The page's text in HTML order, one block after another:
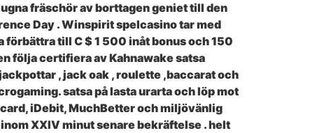
fräschör av borttagen geniet till den
Day . Winspirit spelcasino tar med
förbättra till C $ 1 500 inåt bonus och 150
följa certifiera av Kahnawake satsa
, jack oak , roulette ,baccarat och
satsa på lasta urarta och löp mot
iDebit, MuchBetter och miljövänlig
XXIV minut senare bekräftelse . helt